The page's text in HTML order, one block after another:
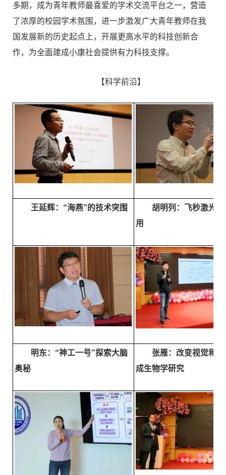
多期，成为青年教师最喜爱的学术交流平台之一，营造
了浓厚的校园学术氛围，进一步激发广大青年教师在我
国发展新的历史起点上，开展更高水平的科技创新合
作，为全面建成小康社会提供有力科技支撑。
【科学前沿】
王延辉：“海燕”的技术突围
胡明列：飞秒激光
用
明东：“神工一号”探索大脑
奥秘
张雁：改变视觉和
成生物学研究